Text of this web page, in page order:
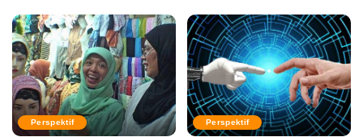
Perspektif Perspektif